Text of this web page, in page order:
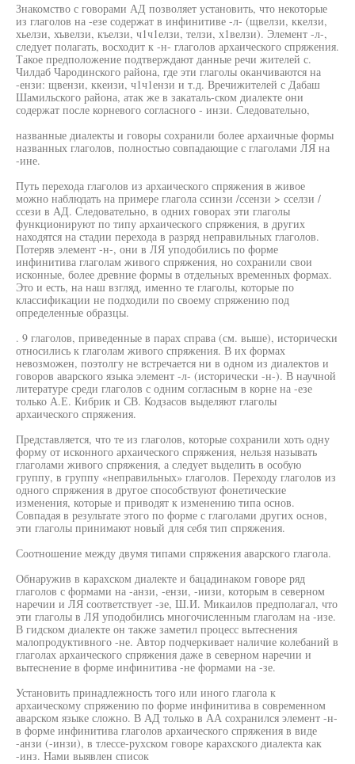
Знакомство с говорами АД позволяет установить, что некоторые
из глаголов на -езе содержат в инфинитиве -л- (щвелзи, ккелзи,
хьелзи, хъвелзи, къелзи, ч1ч1елзи, телзи, х1велзи). Элемент -л-,
следует полагать, восходит к -н- глаголов архаического спряжения.
Такое предположение подтверждают данные речи жителей с.
Чилдаб Чародинского района, где эти глаголы оканчиваются на
-ензи: щвензи, ккеизи, ч1ч1ензи и т.д. Вречижителей с Дaбаш
Шамильского района, атак же в закаталь-ском диалекте они
содержат после корневого согласного - инзи. Следовательно,
названные диалекты и говоры сохранили более архаичные формы
названных глаголов, полностью совпадающие с глаголами ЛЯ на
-ине.
Путь перехода глаголов из архаического спряжения в живое
можно наблюдать на примере глагола ссинзи /ссензи > сселзи /
ссези в АД. Следовательно, в одних говорах эти глаголы
функционируют по типу архаического спряжения, в других
находятся на стадии перехода в разряд неправильных глаголов.
Потеряв элемент -н-, они в ЛЯ уподобились по форме
инфинитива глаголам живого спряжения, но сохранили свои
исконные, более древние формы в отдельных временных формах.
Это и есть, на наш взгляд, именно те глаголы, которые по
классификации не подходили по своему спряжению под
определенные образцы.
. 9 глаголов, приведенные в парах справа (см. выше), исторически
относились к глаголам живого спряжения. В их формах
невозможен, поэтолгу не встречается ни в одном из диалектов и
говоров аварского языка элемент -л- (исторически -н-). В научной
литературе среди глаголов с одним согласным в корне на -езе
только А.Е. Кибрик и СВ. Кодзасов выделяют глаголы
архаического спряжения.
Представляется, что те из глаголов, которые сохранили хоть одну
форму от исконного архаического спряжения, нельзя называть
глаголами живого спряжения, а следует выделить в особую
группу, в группу «неправильных» глаголов. Переходу глаголов из
одного спряжения в другое способствуют фонетические
изменения, которые и приводят к изменению типа основ.
Совпадая в результате этого по форме с глаголами других основ,
эти глаголы принимают новый для себя тип спряжения.
Соотношение между двумя типами спряжения аварского глагола.
Обнаружив в карахском диалекте и бацадинаком говоре ряд
глаголов с формами на -анзи, -ензи, -иизи, которым в северном
наречии и ЛЯ соответствует -зе, Ш.И. Микаилов предполагал, что
эти глаголы в ЛЯ уподобились многочисленным глаголам на -изе.
В гидском диалекте он также заметил процесс вытеснения
малопродуктивного -не. Автор подчеркивает наличие колебаний в
глаголах архаического спряжения даже в северном наречии и
вытеснение в форме инфинитива -не формами на -зе.
Установить принадлежность того или иного глагола к
архаическому спряжению по форме инфинитива в современном
аварском языке сложно. В АД только в АА сохранился элемент -н-
в форме инфинитива глаголов архаического спряжения в виде
-анзи (-инзи), в тлессе-рухском говоре карахского диалекта как
-инз. Нами выявлен список